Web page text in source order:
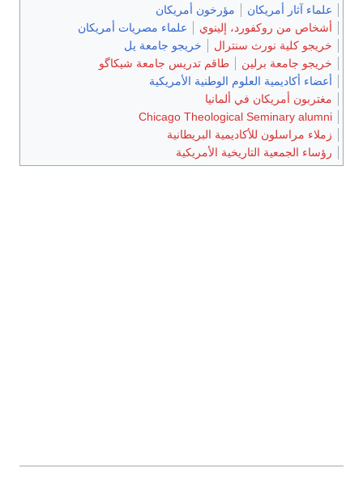
علماء آثار أمريكان
مؤرخون أمريكان
أشخاص من روكفورد، إلينوي
علماء مصريات أمريكان
خريجو كلية نورث سنترال
خريجو جامعة يل
خريجو جامعة برلين
طاقم تدريس جامعة شيكاگو
أعضاء أكاديمية العلوم الوطنية الأمريكية
مغتربون أمريكان في ألمانيا
Chicago Theological Seminary alumni
زملاء مراسلون للأكاديمية البريطانية
رؤساء الجمعية التاريخية الأمريكية